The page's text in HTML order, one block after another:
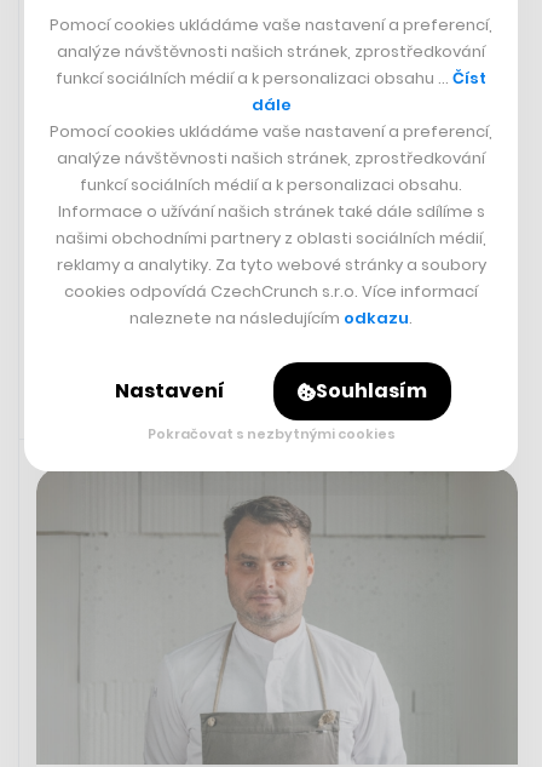
Recenze nového Vetřelce: Pořádně
krvavý horor pro otrlého diváka.
Alien na Zemi připomíná první díl
MICHAL MANČAŘ
Pomocí cookies ukládáme vaše nastavení a preferencí,
analýze návštěvnosti našich stránek, zprostředkování
funkcí sociálních médií a k personalizaci obsahu … Číst
dále
Pomocí cookies ukládáme vaše nastavení a preferencí,
analýze návštěvnosti našich stránek, zprostředkování
funkcí sociálních médií a k personalizaci obsahu.
Informace o užívání našich stránek také dále sdílíme s
našimi obchodními partnery z oblasti sociálních médií,
reklamy a analytiky. Za tyto webové stránky a soubory
cookies odpovídá CzechCrunch s.r.o. Více informací
naleznete na následujícím odkazu.
Nastavení Souhlasím
Pokračovat s nezbytnými cookies